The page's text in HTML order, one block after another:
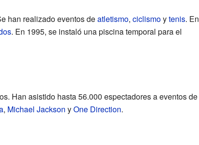
han realizado eventos deatletismo, ciclismoytenis. En
. En 1995, se instaló una piscina temporal para el
Han asistido hasta 56.000 espectadores a eventos de
, Michael Jackson yOne Direction.